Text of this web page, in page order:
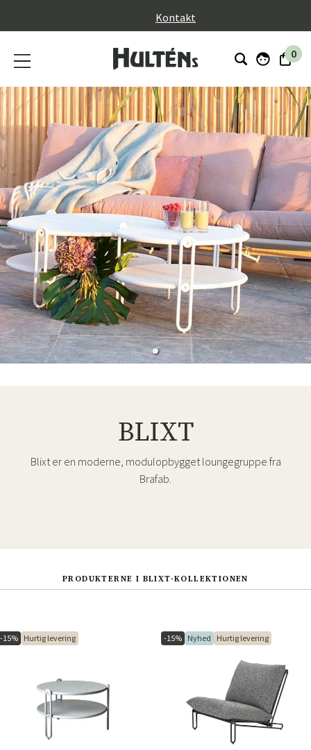
Kontakt
0
BLIXT
Blixt er en moderne, modulopbygget loungegruppe fra
Brafab.
PRODUKTERNE I BLIXT-KOLLEKTIONEN
-15% Hurtig levering -15% Nyhed Hurtig levering